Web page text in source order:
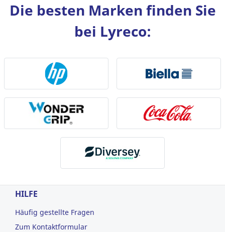
Die besten Marken finden Sie
bei Lyreco:
HILFE
Häufig gestellte Fragen
Zum Kontaktformular